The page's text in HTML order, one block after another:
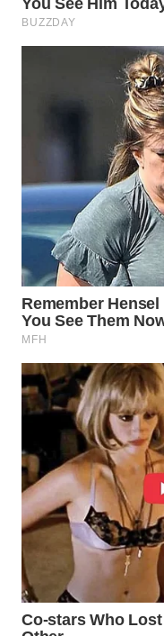
SURABAYA
BINTAN
WN
MANDALIKA
WN
LIKUPANG
WN
LABUANBAJO
WN
BORNEO
Wahana
Media
Group
WAHANA
NEWS
WAHANA
TANI